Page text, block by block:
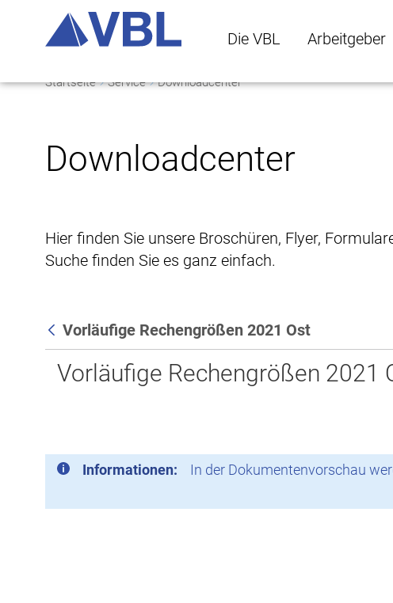
Die VBL Arbeitgeber
Startseite Service Downloadcenter
Downloadcenter
Hier finden Sie unsere Broschüren, Flyer,
Suche finden Sie es ganz einfach.
Zurück
Vorläufige Rechengrößen 2021 Ost
Vorläufige Rechengrößen 2021
Informationen: In der Dokumentenvorschau